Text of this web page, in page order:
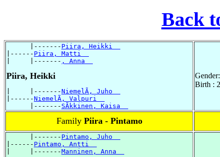
Back
      |-------
Piira, Heikki
|------ Piira, Matti
|     |------- , Anna
Piira, Heikki
|     |-------NiemelÃ, Juho
|------NiemelÃ, Valpuri
      |-------
SÃkkinen, Kaisa
Birth :
Family Piira - Pintamo
      |-------
Pintamo, Juho
|------ Pintamo, Antti
|     |-------Manninen, Anna